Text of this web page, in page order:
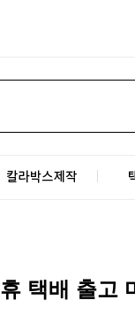
택배 출고